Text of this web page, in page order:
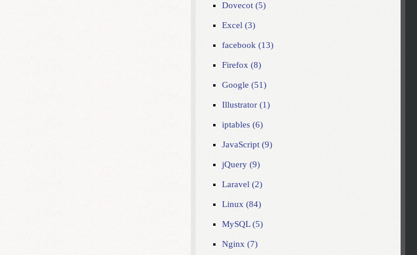
Dovecot (5)
Excel (3)
facebook (13)
Firefox (8)
Google (51)
Illustrator (1)
iptables (6)
JavaScript (9)
jQuery (9)
Laravel (2)
Linux (84)
MySQL (5)
Nginx (7)